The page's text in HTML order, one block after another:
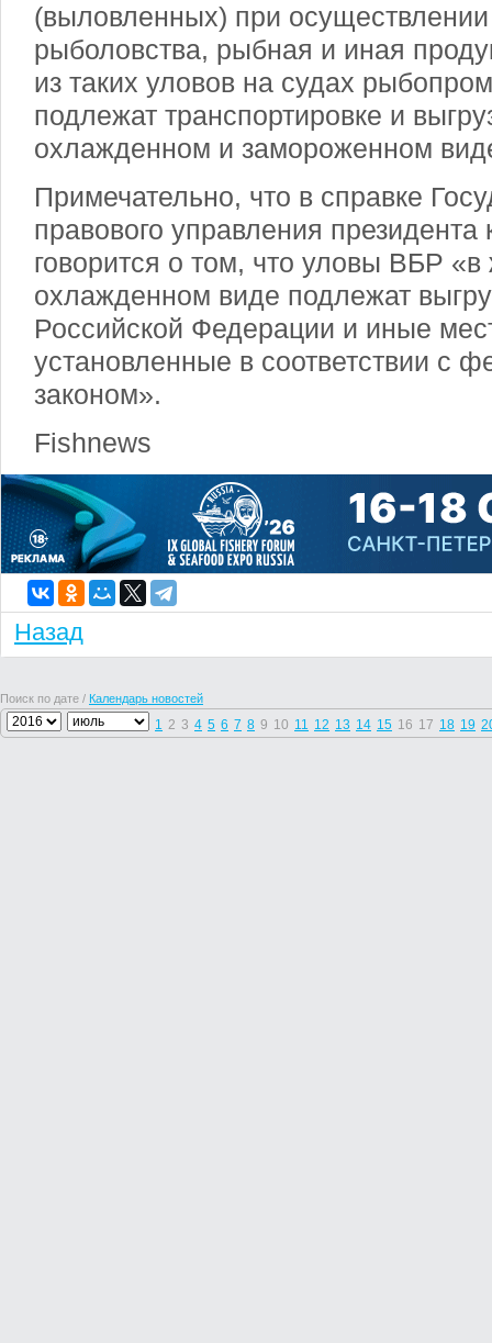
(выловленных) при
рыболовства, рыбная и иная
из таких уловов на судах
подлежат транспортировке и
охлажденном и замороженном
Примечательно, что в справке
правового управления
говорится о том, что уловы ВБР
охлажденном виде подлежат
Российской Федерации и иные
установленные в соответствии с
законом».
Fishnews
Назад
Поиск по дате / Календарь новостей
1 2 3 4 5 6 7 8 9 10 11 12 13 14 15 16 17 18 19